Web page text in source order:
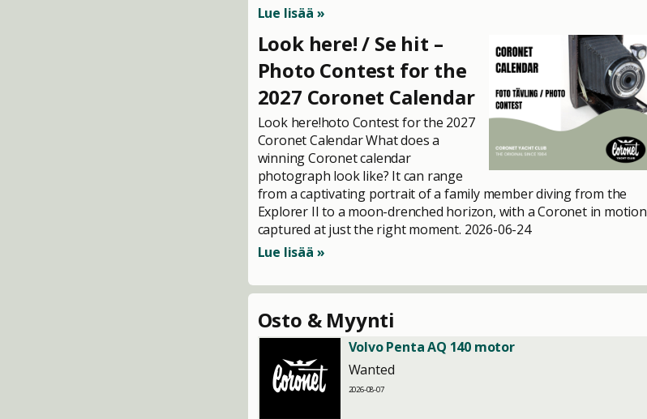
Lue lisää »
Look here! / Se hit –
Photo Contest for the
2027 Coronet Calendar
Look here!hoto Contest for the 2027
Coronet Calendar What does a
winning Coronet calendar
photograph look like? It can range
from a captivating portrait of a family member diving from the
Explorer II to a moon-drenched horizon, with a Coronet in motion
captured at just the right moment. 2026-06-24
Lue lisää »
Osto & Myynti
Volvo Penta AQ 140 motor
Wanted
2026-08-07